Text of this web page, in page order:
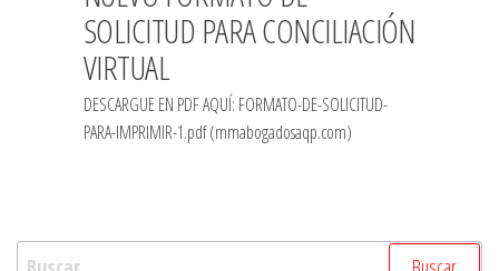
SOLICITUD PARA CONCILIACIÓN
VIRTUAL
DESCARGUE EN PDF AQUÍ: FORMATO-DE-SOLICITUD-
PARA-IMPRIMIR-1.pdf (mmabogadosaqp.com)
Buscar: